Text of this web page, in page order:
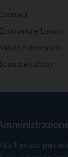
Cronaca
Economia e Lavoro
Salute e benessere
Scuola e cultura
Trentina